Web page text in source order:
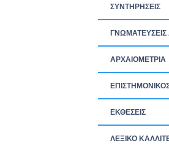
ΣΥΝΤΗΡΗΣΕΙΣ
ΑΡΧΑΙΟΜΕΤΡΙΑ
ΕΚΘΕΣΕΙΣ
ΛΕΞΙΚΟ